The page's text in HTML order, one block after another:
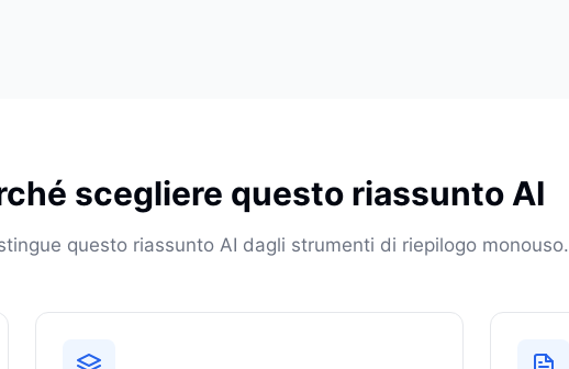
scegliere questo riassunto AI
questo riassunto AI dagli strumenti di riepilogo monouso.